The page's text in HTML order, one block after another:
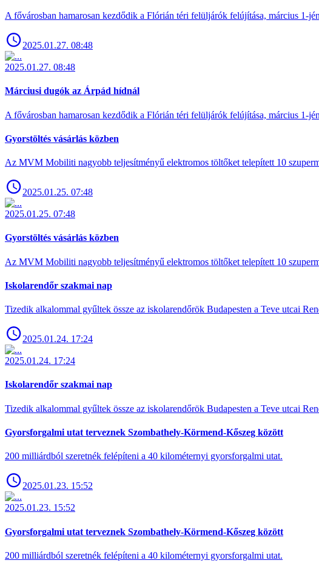
A fővárosban hamarosan kezdődik a Flórián téri felüljárók felújítása, március 1-
2025.01.27. 08:48
2025.01.27. 08:48
Márciusi dugók az Árpád hídnál
A fővárosban hamarosan kezdődik a Flórián téri felüljárók felújítása, március 1-
Gyorstöltés vásárlás közben
Az MVM Mobiliti nagyobb teljesítményű elektromos töltőket telepített 10
2025.01.25. 07:48
2025.01.25. 07:48
Gyorstöltés vásárlás közben
Az MVM Mobiliti nagyobb teljesítményű elektromos töltőket telepített 10
Iskolarendőr szakmai nap
Tizedik alkalommal gyűltek össze az iskolarendőrök Budapesten a Teve utcai
2025.01.24. 17:24
2025.01.24. 17:24
Iskolarendőr szakmai nap
Tizedik alkalommal gyűltek össze az iskolarendőrök Budapesten a Teve utcai
Gyorsforgalmi utat terveznek Szombathely-Körmend-Kőszeg között
200 milliárdból szeretnék felépíteni a 40 kilométernyi gyorsforgalmi utat.
2025.01.23. 15:52
2025.01.23. 15:52
Gyorsforgalmi utat terveznek Szombathely-Körmend-Kőszeg között
200 milliárdból szeretnék felépíteni a 40 kilométernyi gyorsforgalmi utat.